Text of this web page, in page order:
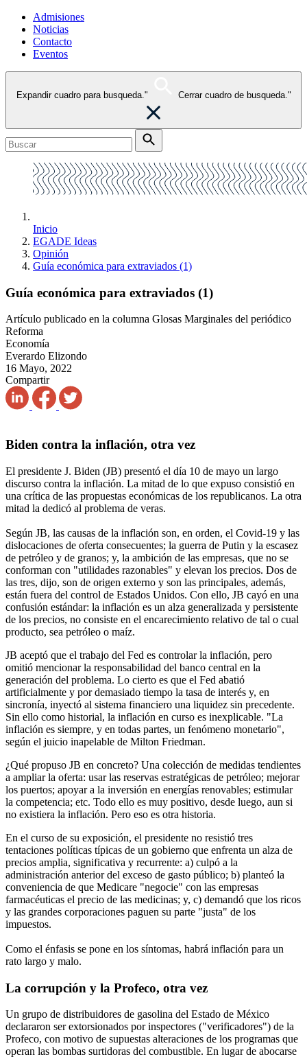
Admisiones
Noticias
Contacto
Eventos
Expandir cuadro para busqueda." Cerrar cuadro de busqueda."
Inicio
EGADE Ideas
Opinión
Guía económica para extraviados (1)
Guía económica para extraviados (1)
Artículo publicado en la columna Glosas Marginales del periódico
Reforma
Economía
Everardo Elizondo
16 Mayo, 2022
Compartir
Biden contra la inflación, otra vez
El presidente J. Biden (JB) presentó el día 10 de mayo un largo
discurso contra la inflación. La mitad de lo que expuso consistió en
una crítica de las propuestas económicas de los republicanos. La otra
mitad la dedicó al problema de veras.
Según JB, las causas de la inflación son, en orden, el Covid-19 y las
dislocaciones de oferta consecuentes; la guerra de Putin y la escasez
de petróleo y de granos; y, la ambición de las empresas, que no se
conforman con "utilidades razonables" y elevan los precios. Dos de
las tres, dijo, son de origen externo y son las principales, además,
están fuera del control de Estados Unidos. Con ello, JB cayó en una
confusión estándar: la inflación es un alza generalizada y persistente
de los precios, no consiste en el encarecimiento relativo de tal o cual
producto, sea petróleo o maíz.
JB aceptó que el trabajo del Fed es controlar la inflación, pero
omitió mencionar la responsabilidad del banco central en la
generación del problema. Lo cierto es que el Fed abatió
artificialmente y por demasiado tiempo la tasa de interés y, en
sincronía, inyectó al sistema financiero una liquidez sin precedente.
Sin ello como historial, la inflación en curso es inexplicable. "La
inflación es siempre, y en todas partes, un fenómeno monetario",
según el juicio inapelable de Milton Friedman.
¿Qué propuso JB en concreto? Una colección de medidas tendientes
a ampliar la oferta: usar las reservas estratégicas de petróleo; mejorar
los puertos; apoyar a la inversión en energías renovables; estimular
la competencia; etc. Todo ello es muy positivo, desde luego, aun si
no existiera la inflación. Pero eso es otra historia.
En el curso de su exposición, el presidente no resistió tres
tentaciones políticas típicas de un gobierno que enfrenta un alza de
precios amplia, significativa y recurrente: a) culpó a la
administración anterior del exceso de gasto público; b) planteó la
conveniencia de que Medicare "negocie" con las empresas
farmacéuticas el precio de las medicinas; y, c) demandó que los ricos
y las grandes corporaciones paguen su parte "justa" de los
impuestos.
Como el énfasis se pone en los síntomas, habrá inflación para un
rato largo y malo.
La corrupción y la Profeco, otra vez
Un grupo de distribuidores de gasolina del Estado de México
declararon ser extorsionados por inspectores ("verificadores") de la
Profeco, con motivo de supuestas alteraciones de los programas que
operan las bombas surtidoras del combustible. En lugar de abocarse